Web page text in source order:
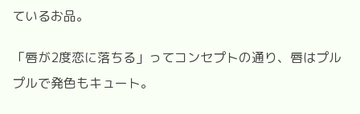
ているお品。
「唇が2度恋に落ちる」ってコンセプトの通り、唇はプル
プルで発色もキュート。